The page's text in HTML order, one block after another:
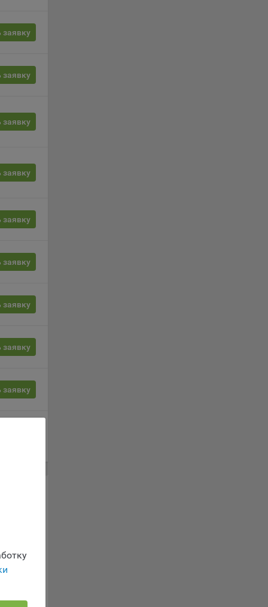
заявку
заявку
заявку
заявку
заявку
заявку
заявку
заявку
заявку